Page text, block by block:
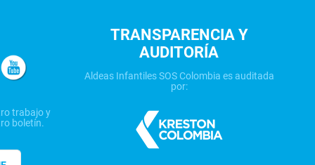
trabajo y
boletín.
TRANSPARENCIA Y
AUDITORÍA
Aldeas Infantiles SOS Colombia es auditada
por: